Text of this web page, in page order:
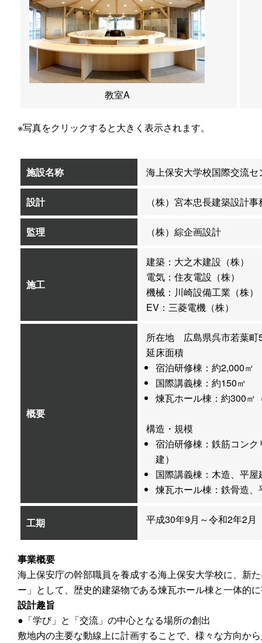
教室A
※写真をクリックすると大きく表示されます。
施設名称 海上保安大学校国際交流セ
設計 （株）宮本忠長建築設計事
監理 （株）綜企画設計
施工
建築：大之木建設（株）
電気：住友電設（株）
機械：川崎設備工業（株）
EV：三菱電機（株）
概要
所在地 広島県呉市若葉町
延床面積
宿泊研修棟：約2,000㎡
国際講義棟：約150㎡
煉瓦ホール棟：約300㎡
構造・規模
宿泊研修棟：鉄筋コン
建）
国際講義棟：木造、平屋
煉瓦ホール棟：鉄骨造、
工期 平成30年9月～令和2年2月
事業概要
海上保安庁の幹部職員を養成する海上保安大学校に、新
ー」として、歴史的建築物である煉瓦ホール棟と一体的
設計趣旨
●「学び」と「交流」の中心となる場所の創出
敷地内の主要な動線上に計画することで、様々な方向か